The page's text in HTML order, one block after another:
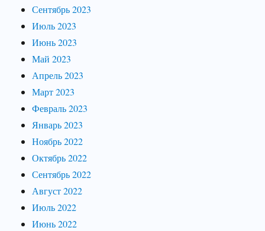
Сентябрь 2023
Июль 2023
Июнь 2023
Май 2023
Апрель 2023
Март 2023
Февраль 2023
Январь 2023
Ноябрь 2022
Октябрь 2022
Сентябрь 2022
Август 2022
Июль 2022
Июнь 2022